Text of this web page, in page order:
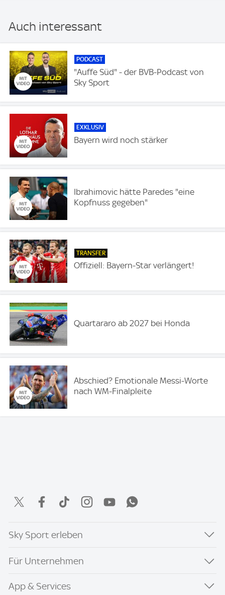
Auch interessant
PODCAST
"Auffe Süd" - der BVB-Podcast von
Sky Sport
EXKLUSIV
Bayern wird noch stärker
Ibrahimovic hätte Paredes "eine
Kopfnuss gegeben"
TRANSFER
Offiziell: Bayern-Star verlängert!
Quartararo ab 2027 bei Honda
Abschied? Emotionale Messi-Worte
nach WM-Finalpleite
Sky Sport erleben
Für Unternehmen
App & Services